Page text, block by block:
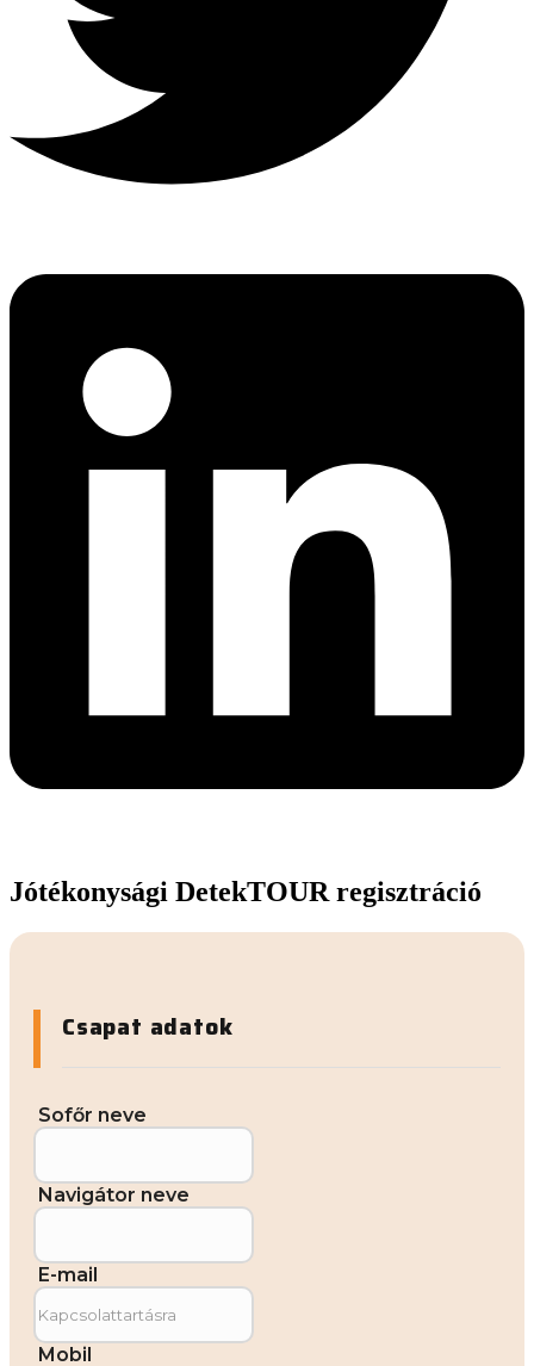
Jótékonysági DetekTOUR regisztráció
Csapat adatok
Sofőr neve
Navigátor neve
E-mail
Mobil